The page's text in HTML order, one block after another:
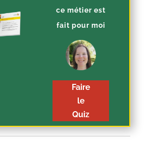
ce métier est
fait pour moi
Faire
le
Quiz